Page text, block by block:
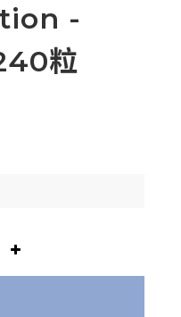
-
粒